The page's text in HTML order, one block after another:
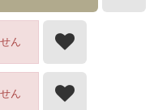
ん
ん